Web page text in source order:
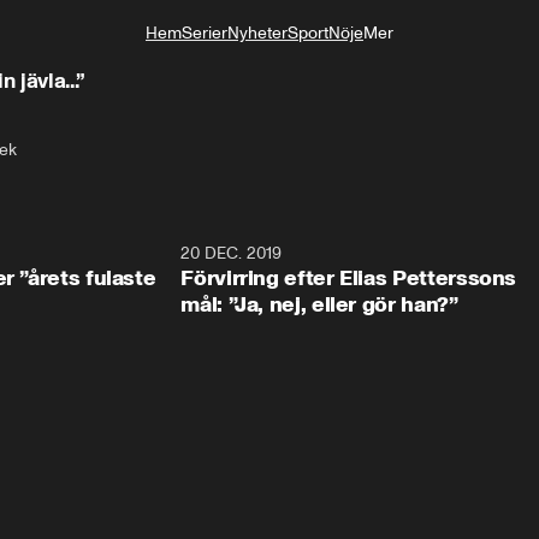
HemSerierNyheterSportNöjeMer
ord: ”Din jävla...”
0:49
”årets fulaste
20 DEC. 2019
Förvirring efter Elias Petterssons
mål: ”Ja, nej, eller gör han?”